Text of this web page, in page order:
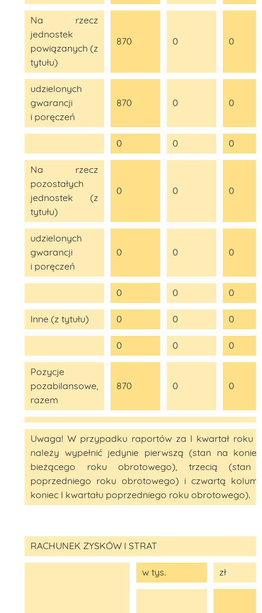
Na rzecz
jednostek
powiązanych (z
tytułu)
870 0 0
udzielonych
gwarancji
i poręczeń
870 0 0
0 0 0
Na rzecz
pozostałych
jednostek (z
tytułu)
0 0 0
udzielonych
gwarancji
i poręczeń
0 0 0
0 0 0
Inne (z tytułu) 0 0 0
0 0 0
Pozycje
pozabilansowe,
razem
870 0 0
Uwaga! W przypadku raportów za I kwartał roku
należy wypełnić jedynie pierwszą (stan na
bieżącego roku obrotowego), trzecią (stan
poprzedniego roku obrotowego) i czwartą
koniec I kwartału poprzedniego roku obrotowego).
RACHUNEK ZYSKÓW I STRAT
w tys. zł